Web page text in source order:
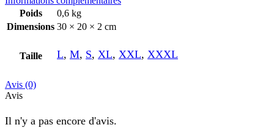
Poids
0,6 kg
Dimensions 30 × 20 × 2 cm
Taille L, M, S, XL, XXL, XXXL
Avis (0)
Avis
Il n'y a pas encore d'avis.